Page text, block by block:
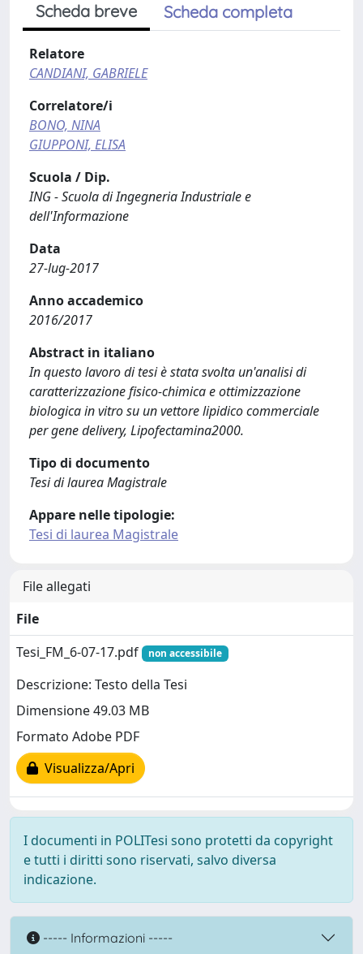
Scheda breve Scheda completa
Relatore
CANDIANI, GABRIELE
Correlatore/i
BONO, NINA
GIUPPONI, ELISA
Scuola / Dip.
ING - Scuola di Ingegneria Industriale e
dell'Informazione
Data
27-lug-2017
Anno accademico
2016/2017
Abstract in italiano
In questo lavoro di tesi è stata svolta un'analisi di
caratterizzazione fisico-chimica e ottimizzazione
biologica in vitro su un vettore lipidico commerciale
per gene delivery, Lipofectamina2000.
Tipo di documento
Tesi di laurea Magistrale
Appare nelle tipologie:
Tesi di laurea Magistrale
File allegati
File
Tesi_FM_6-07-17.pdf
non accessibile
Descrizione: Testo della Tesi
Dimensione 49.03 MB
Formato Adobe PDF
Visualizza/Apri
I documenti in POLITesi sono protetti da copyright
e tutti i diritti sono riservati, salvo diversa
indicazione.
----- Informazioni -----